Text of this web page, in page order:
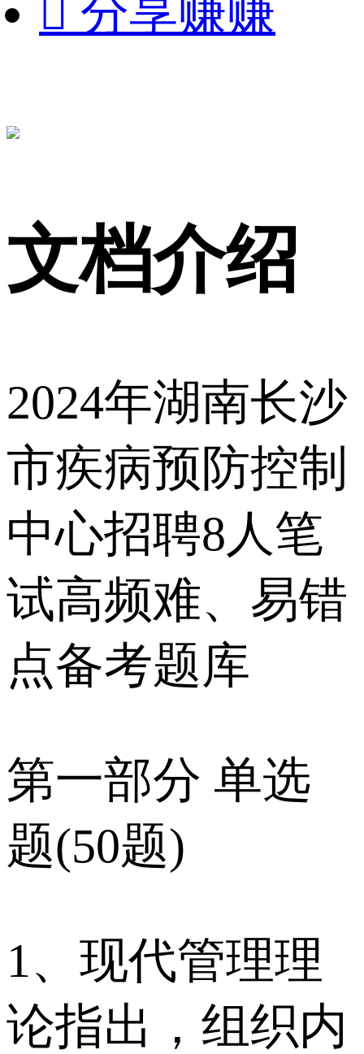
 分享赚赚
文档介绍
2024年湖南长沙
市疾病预防控制
中心招聘8人笔
试高频难、易错
点备考题库
第一部分 单选
题(50题)
1、现代管理理
论指出，组织内